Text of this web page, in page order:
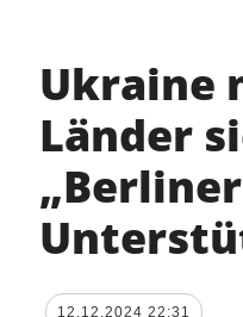
der
Ukraine
Länder
12.12.2024 22:31